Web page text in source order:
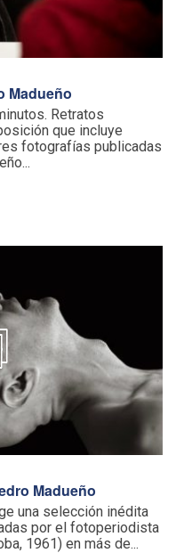
Madueño
Retratos
que incluye
fotografías publicadas
Madueño
una selección inédita
por el fotoperiodista
1961) en más de...